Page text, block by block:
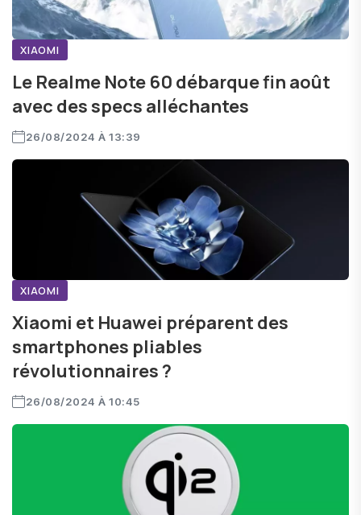
XIAOMI
Le Realme Note 60 débarque fin août
avec des specs alléchantes
26/08/2024 À 13:39
XIAOMI
Xiaomi et Huawei préparent des
smartphones pliables
révolutionnaires ?
26/08/2024 À 10:45